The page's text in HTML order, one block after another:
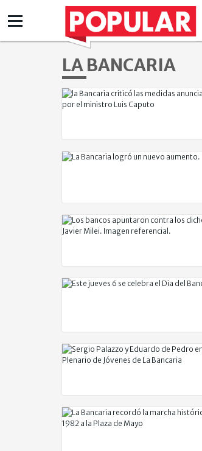
LA BANCARIA